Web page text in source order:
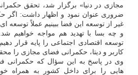
مجازی در دنیا» برگزار شد، تحقق
ضروری عنوان نمود و اظهار داشت: اگر
غیر از توسعه این فضا ببینیم عملاً توسعه
و چه بسا با تهدید هم مواجه خواهیم شد.
توسعه اقتصادی اجتماعی را پایه قرار
کاربر و دیتا، حکمرانی فضای مجازی را
وی در پاسخ به این سؤال که حکمرانی
هایی را برای داخل کشور به همراه